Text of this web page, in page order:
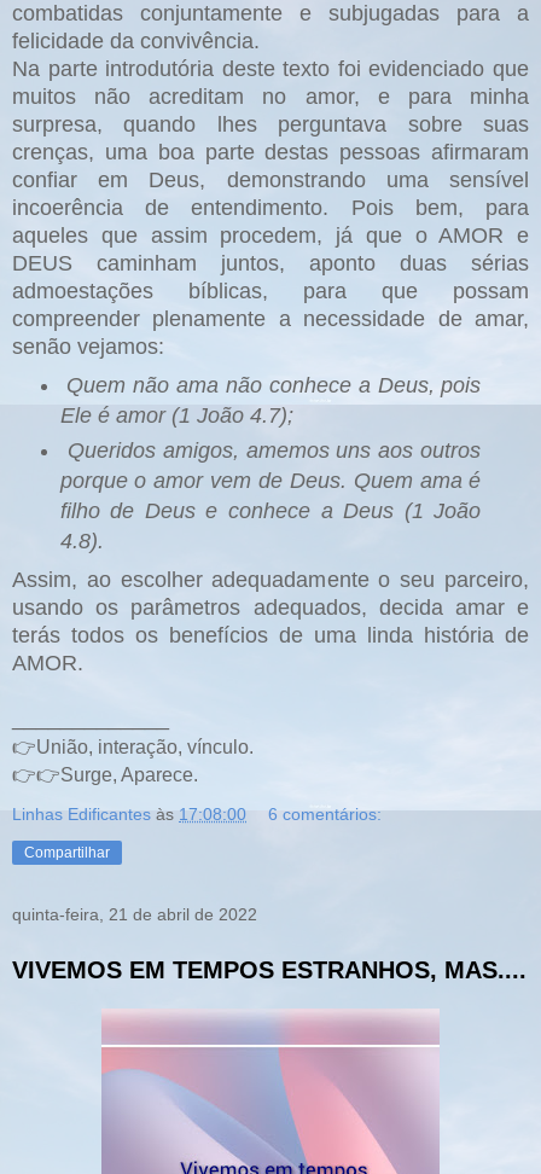
combatidas conjuntamente e subjugadas para a
felicidade da convivência.
Na parte introdutória deste texto foi evidenciado que
muitos não acreditam no amor, e para minha
surpresa, quando lhes perguntava sobre suas
crenças, uma boa parte destas pessoas afirmaram
confiar em Deus, demonstrando uma sensível
incoerência de entendimento. Pois bem, para
aqueles que assim procedem, já que o AMOR e
DEUS caminham juntos, aponto duas sérias
admoestações bíblicas, para que possam
compreender plenamente a necessidade de amar,
senão vejamos:
Quem não ama não conhece a Deus, pois
Ele é amor (1 João 4.7);
Queridos amigos, amemos uns aos outros
porque o amor vem de Deus. Quem ama é
filho de Deus e conhece a Deus (1 João
4.8).
Assim, ao escolher adequadamente o seu parceiro,
usando os parâmetros adequados, decida amar e
terás todos os benefícios de uma linda história de
AMOR.
👉União, interação, vínculo.
👉👉Surge, Aparece.
Linhas Edificantes às 17:08:00 6 comentários:
Compartilhar
quinta-feira, 21 de abril de 2022
VIVEMOS EM TEMPOS ESTRANHOS, MAS....